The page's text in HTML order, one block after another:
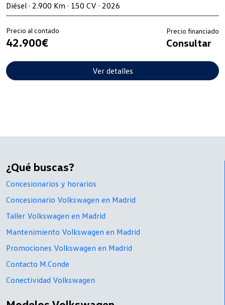
Diésel · 2.900 Km · 150 CV · 2026
Precio al contado
42.900€
Precio financiado
Consultar
Ver detalles
¿Qué buscas?
Concesionarios y horarios
Concesionario Volkswagen en Madrid
Taller Volkswagen en Madrid
Mantenimiento Volkswagen en Madrid
Promociones Volkswagen en Madrid
Contacto M.Conde
Conectividad Volkswagen